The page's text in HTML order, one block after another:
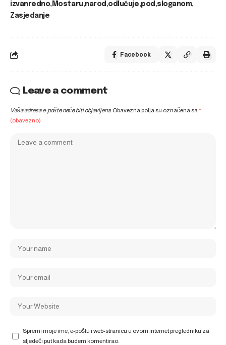
izvanredno Mostaru narod odlučuje pod sloganom
Zasjedanje
Facebook
Leave a comment
Vaša adresa e-pošte neće biti objavljena. Obavezna polja su označena sa*
(obavezno)
Spremi moje ime, e-poštu i web-stranicu u ovom internet pregledniku za
sljedeći put kada budem komentirao.